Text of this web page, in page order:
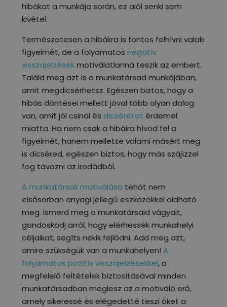
hibákat a munkája során, ez alól senki sem
kivétel.
Természetesen a hibákra is fontos felhívni valaki
figyelmét, de a folyamatos negatív
visszajelzésekmotiválatlanná teszik az embert.
Találd meg azt is a munkatársad munkájában,
amit megdicsérhetsz. Egészen biztos, hogy a
hibás döntései mellett jóval több olyan dolog
van, amit jól csinál és dicséretet érdemel
miatta. Ha nem csak a hibáira hívod fel a
figyelmét, hanem mellette valami másért meg
is dicséred, egészen biztos, hogy más szájízzel
fog távozni az irodádból.
A munkatársak motiválása tehát nem
elsősorban anyagi jellegű eszközökkel oldható
meg. Ismerd meg a munkatársaid vágyait,
gondoskodj arról, hogy elérhessék munkahelyi
céljaikat, segíts nekik fejlődni. Add meg azt,
amire szükségük van a munkahelyen! A
folyamatos pozitív visszajelzésekkel, a
megfelelő feltételek biztosításával minden
munkatársadban meglesz az a motiváló erő,
amely sikeressé és elégedetté teszi őket a